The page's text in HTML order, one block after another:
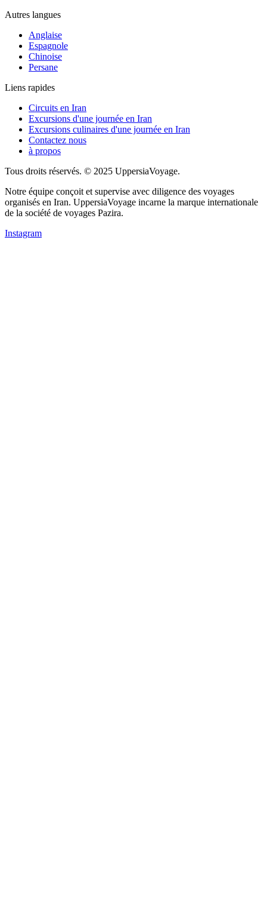
Autres langues
Anglaise
Espagnole
Chinoise
Persane
Liens rapides
Circuits en Iran
Excursions d'une journée en Iran
Excursions culinaires d'une journée en Iran
Contactez nous
à propos
Tous droits réservés. © 2025 UppersiaVoyage.
Notre équipe conçoit et supervise avec diligence des voyages
organisés en Iran. UppersiaVoyage incarne la marque internationale
de la société de voyages Pazira.
Instagram